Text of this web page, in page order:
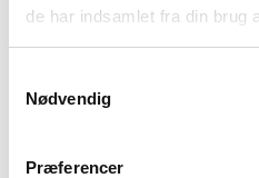
de har indsamlet fra din brug
Nødvendig
Præferencer
anden
udviklingsforstyrrelse
en bestemt type, men i
(ASF). Autisme ser ud